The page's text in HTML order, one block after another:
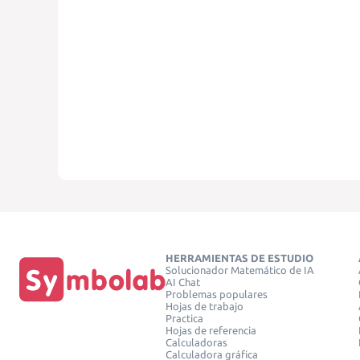
HERRAMIENTAS DE ESTUDIO
Solucionador Matemático de IA
AI Chat
Problemas populares
Hojas de trabajo
Practica
Hojas de referencia
Calculadoras
Calculadora gráfica